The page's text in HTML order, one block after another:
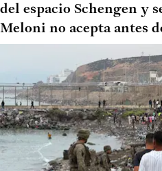
del espacio Schengen y
Meloni no acepta antes